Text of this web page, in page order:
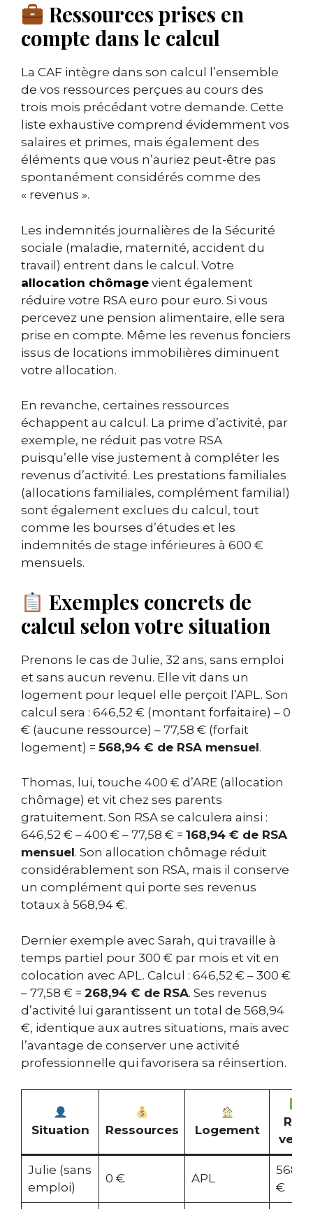
Ressources prises en
compte dans le calcul
La CAF intègre dans son calcul l’ensemble
de vos ressources perçues au cours des
trois mois précédant votre demande. Cette
liste exhaustive comprend évidemment vos
salaires et primes, mais également des
éléments que vous n’auriez peut-être pas
spontanément considérés comme des
« revenus ».
Les indemnités journalières de la Sécurité
sociale (maladie, maternité, accident du
travail) entrent dans le calcul. Votre
allocation chômage vient également
réduire votre RSA euro pour euro. Si vous
percevez une pension alimentaire, elle sera
prise en compte. Même les revenus fonciers
issus de locations immobilières diminuent
votre allocation.
En revanche, certaines ressources
échappent au calcul. La prime d’activité, par
exemple, ne réduit pas votre RSA
puisqu’elle vise justement à compléter les
revenus d’activité. Les prestations familiales
(allocations familiales, complément familial)
sont également exclues du calcul, tout
comme les bourses d’études et les
indemnités de stage inférieures à 600 €
mensuels.
Exemples concrets de
calcul selon votre situation
Prenons le cas de Julie, 32 ans, sans emploi
et sans aucun revenu. Elle vit dans un
logement pour lequel elle perçoit l’APL. Son
calcul sera : 646,52 € (montant forfaitaire) – 0
€ (aucune ressource) – 77,58 € (forfait
logement) = 568,94 € de RSA mensuel.
Thomas, lui, touche 400 € d’ARE (allocation
chômage) et vit chez ses parents
gratuitement. Son RSA se calculera ainsi :
646,52 € – 400 € – 77,58 € = 168,94 € de RSA
mensuel. Son allocation chômage réduit
considérablement son RSA, mais il conserve
un complément qui porte ses revenus
totaux à 568,94 €.
Dernier exemple avec Sarah, qui travaille à
temps partiel pour 300 € par mois et vit en
colocation avec APL. Calcul : 646,52 € – 300 €
– 77,58 € = 268,94 € de RSA. Ses revenus
d’activité lui garantissent un total de 568,94
€, identique aux autres situations, mais avec
l’avantage de conserver une activité
professionnelle qui favorisera sa réinsertion.
Situation Ressources Logement
RSA
versé
Julie (sans
emploi)
0 € APL
€